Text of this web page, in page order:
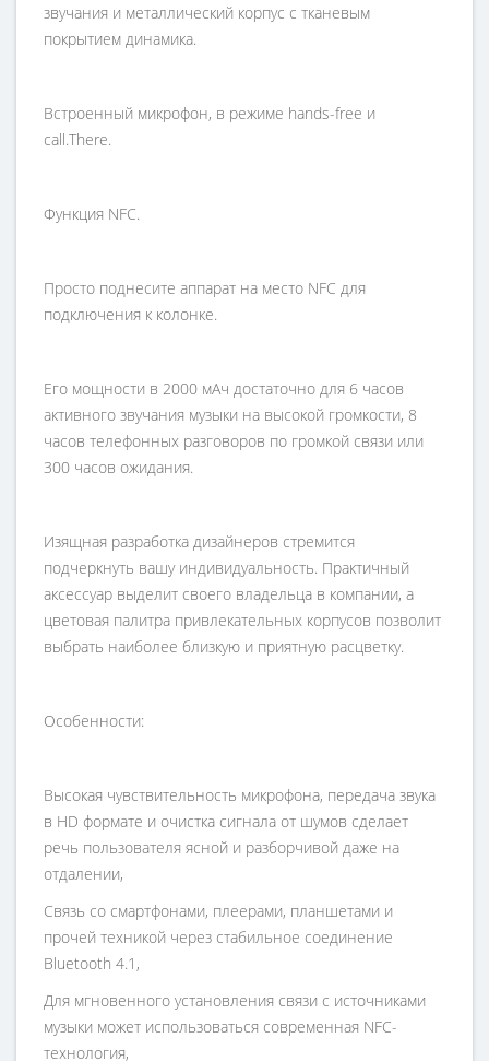
звучания и металлический корпус с тканевым
покрытием динамика.
Встроенный микрофон, в режиме hands-free и
call.There.
Функция NFC.
Просто поднесите аппарат на место NFC для
подключения к колонке.
Его мощности в 2000 мАч достаточно для 6 часов
активного звучания музыки на высокой громкости, 8
часов телефонных разговоров по громкой связи или
300 часов ожидания.
Изящная разработка дизайнеров стремится
подчеркнуть вашу индивидуальность. Практичный
аксессуар выделит своего владельца в компании, а
цветовая палитра привлекательных корпусов позволит
выбрать наиболее близкую и приятную расцветку.
Особенности:
Высокая чувствительность микрофона, передача звука
в HD формате и очистка сигнала от шумов сделает
речь пользователя ясной и разборчивой даже на
отдалении,
Связь со смартфонами, плеерами, планшетами и
прочей техникой через стабильное соединение
Bluetooth 4.1,
Для мгновенного установления связи с источниками
музыки может использоваться современная NFC-
технология,